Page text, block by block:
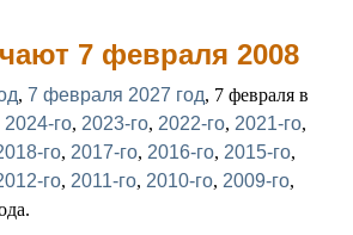
7 февраля 2008
, 7 февраля 2027 год, 7 февраля в
2024-го, 2023-го, 2022-го, 2021-го,
го, 2017-го, 2016-го, 2015-го,
го, 2011-го, 2010-го, 2009-го,